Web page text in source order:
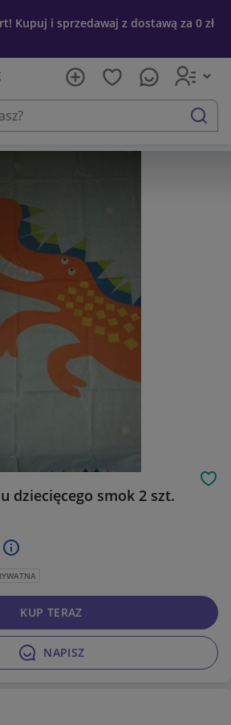
Kupuj i sprzedawaj z dostawą za 0 zł
szukaj
dziecięcego smok 2 szt.
NAPISZ
KUP TERAZ